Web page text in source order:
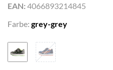
EAN: 4066893214845
Farbe: grey-grey